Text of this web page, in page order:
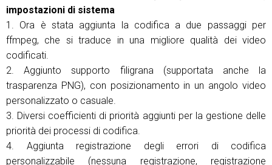
impostazioni di sistema
1. Ora è stata aggiunta la codifica a due passaggi per
ffmpeg, che si traduce in una migliore qualità dei video
codificati.
2. Aggiunto supporto filigrana (supportata anche la
trasparenza PNG), con posizionamento in un angolo video
personalizzato o casuale.
3. Diversi coefficienti di priorità aggiunti per la gestione delle
priorità dei processi di codifica.
4. Aggiunta registrazione degli errori di codifica
personalizzabile (nessuna registrazione, registrazione